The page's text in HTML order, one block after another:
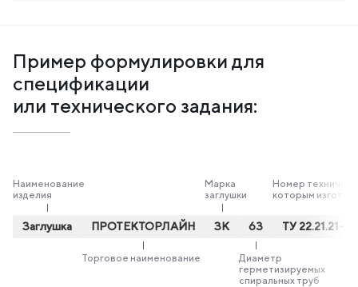
Пример формулировки для
спецификации
или технического задания:
Заглушка
Наименование
изделия
ПРОТЕКТОРЛАЙН
Торговое наименование
ЗК
Марка
заглушки
63
Диаметр
герметизируемых
спиральных труб
ТУ 22.21.21-
Номер
которым